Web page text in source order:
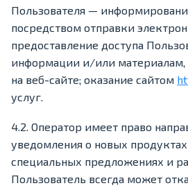
Пользователя —
посредством отправки
предоставление доступа
информации и/или
на веб-сайте; оказание сайтом
услуг.
4.2. Оператор имеет право
уведомления о новых продуктах
специальных предложениях и
Пользователь всегда может